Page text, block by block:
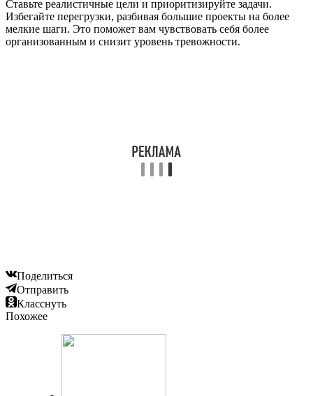
Ставьте реалистичные цели и приоритизируйте задачи.
Избегайте перегрузки, разбивая большие проекты на более
мелкие шаги. Это поможет вам чувствовать себя более
организованным и снизит уровень тревожности.
Поделиться
Отправить
Класснуть
Похожее